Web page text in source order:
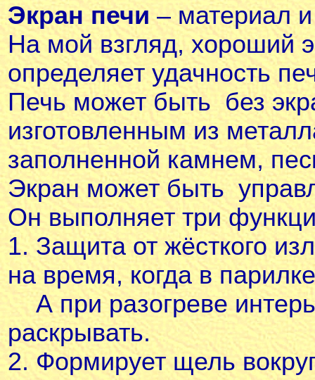
Экран печи– материал и
На мой взгляд, хороший
определяет удачность
Печь может быть без
изготовленным из
заполненной камнем,
Экран может быть
Он выполняет три
1. Защита от жёсткого
на время, когда в
А при разогреве
раскрывать.
2. Формирует щель